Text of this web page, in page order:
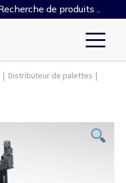
| Distributeur de palettes |